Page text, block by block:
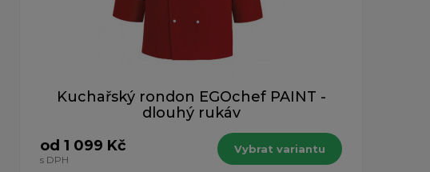
Kuchařský rondon EGOchef PAINT -
dlouhý rukáv
od 1 099 Kč
s DPH
Vybrat variantu